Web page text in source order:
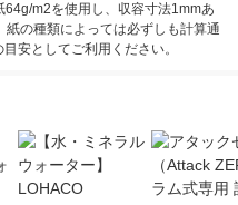
m2を使用し、収容寸法1mmあ
の種類によっては必ずしも計算通
安としてご利用ください。